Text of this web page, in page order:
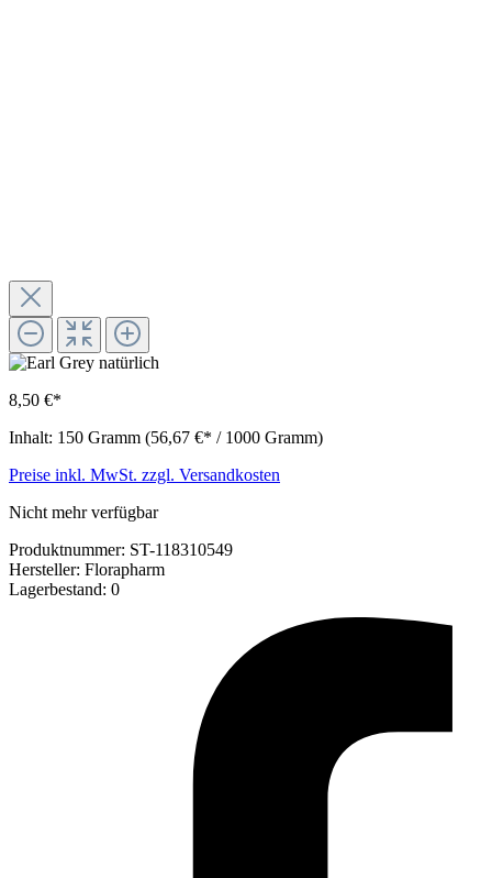
8,50 €*
Inhalt: 150 Gramm (56,67 €* / 1000 Gramm)
Preise inkl. MwSt. zzgl. Versandkosten
Nicht mehr verfügbar
Produktnummer: ST-118310549
Hersteller: Florapharm
Lagerbestand: 0